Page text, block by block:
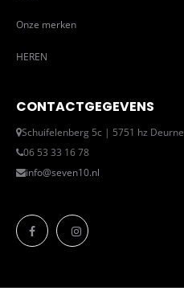
Onze merken
HEREN
CONTACTGEGEVENS
Schuifelenberg 5c | 5751 hz Deurne
06 53 33 16 78
info@seven10.nl